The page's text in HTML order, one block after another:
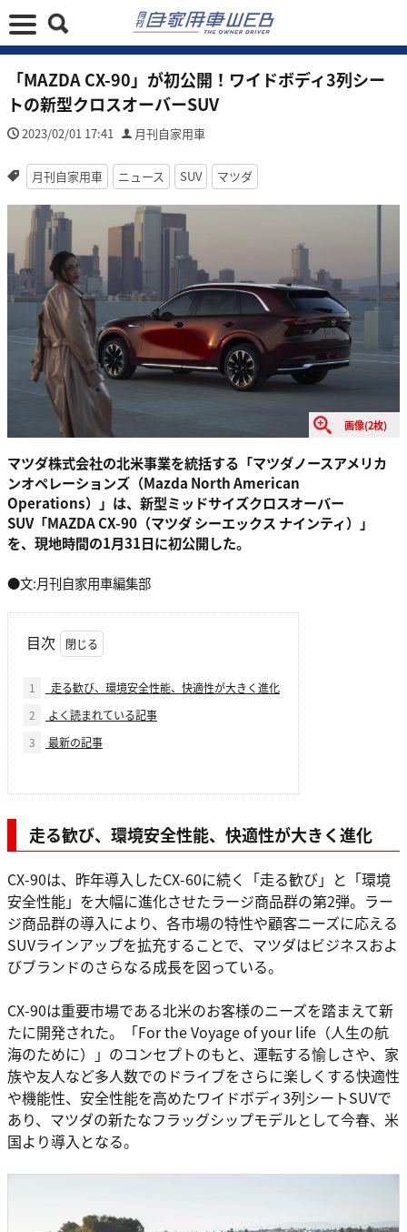
「MAZDA CX-90」が初公開！ワイドボディ3列シー
トの新型クロスオーバーSUV
2023/02/01 17:41 月刊自家用車
月刊自家用車 ニュース SUV マツダ
画像(2枚)
マツダ株式会社の北米事業を統括する「マツダノースアメリカ
ンオペレーションズ（Mazda North American
Operations）」は、新型ミッドサイズクロスオーバー
SUV「MAZDA CX-90（マツダ シーエックス ナインティ）」
を、現地時間の1月31日に初公開した。
●文:月刊自家用車編集部
目次
1
走る歓び、環境安全性能、快適性が大きく進化
2
よく読まれている記事
3
最新の記事
走る歓び、環境安全性能、快適性が大きく進化
CX-90は、昨年導入したCX-60に続く「走る歓び」と「環境
安全性能」を大幅に進化させたラージ商品群の第2弾。ラー
ジ商品群の導入により、各市場の特性や顧客ニーズに応える
SUVラインアップを拡充することで、マツダはビジネスおよ
びブランドのさらなる成長を図っている。
CX-90は重要市場である北米のお客様のニーズを踏まえて新
たに開発された。「For the Voyage of your life（人生の航
海のために）」のコンセプトのもと、運転する愉しさや、家
族や友人など多人数でのドライブをさらに楽しくする快適性
や機能性、安全性能を高めたワイドボディ3列シートSUVで
あり、マツダの新たなフラッグシップモデルとして今春、米
国より導入となる。